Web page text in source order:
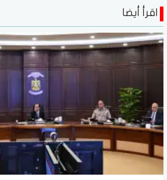
اقرأ أيضا